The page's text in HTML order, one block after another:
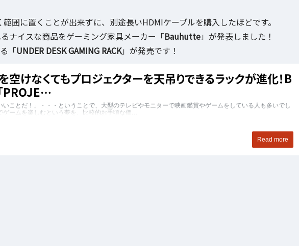
囲に置くことが出来ずに、別途長いHDMIケーブルを購入したほどです。
ナイスな商品をゲーミング家具メーカー「Bauhutte」が発表しました！
「UNDER DESK GAMING RACK」が発売です！